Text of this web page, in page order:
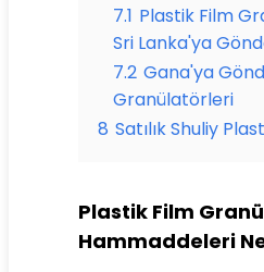
7.1 Plastik Film
Sri Lanka'ya
7.2 Gana'ya
Granülatörleri
8 Satılık Shuliy
Plastik Film
Hammaddeleri